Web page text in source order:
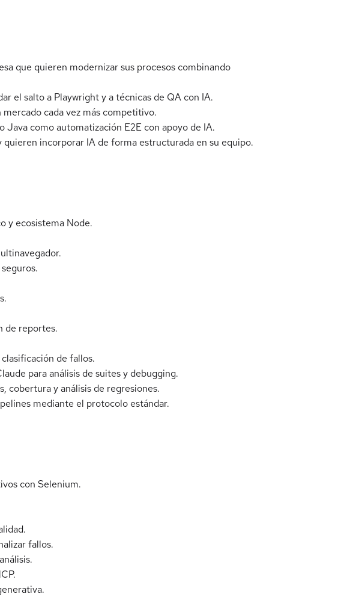
que quieren modernizar sus procesos combinando
el salto a Playwright y a técnicas de QA con IA.
cada vez más competitivo.
como automatización E2E con apoyo de IA.
incorporar IA de forma estructurada en su equipo.
y ecosistema Node.
de reportes.
de fallos.
para análisis de suites y debugging.
cobertura y análisis de regresiones.
mediante el protocolo estándar.
con Selenium.
fallos.